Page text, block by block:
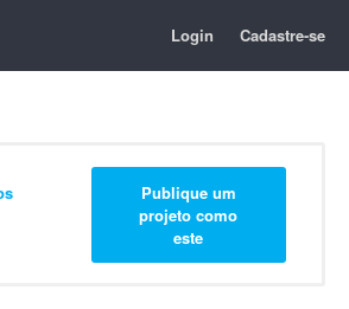
Login Cadastre-se
Publique um
projeto como
este